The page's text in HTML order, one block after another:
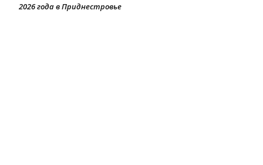
2026 года в Приднестровье